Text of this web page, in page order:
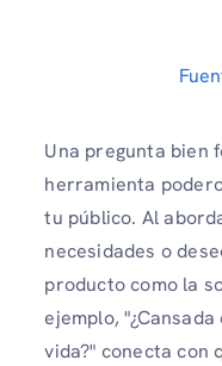
Una pregunta bien
herramienta
tu público. Al
necesidades o
producto como la
ejemplo,
vida?" conecta con